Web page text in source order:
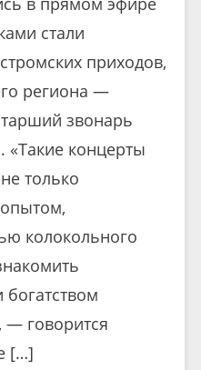
стали
приходов,
региона —
звонарь
«Такие концерты
только
колокольного
— говорится
[…]